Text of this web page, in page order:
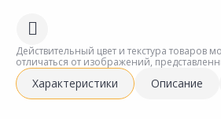
Действительный цвет и текстура товаров
отличаться от изображений,
Характеристики Описание